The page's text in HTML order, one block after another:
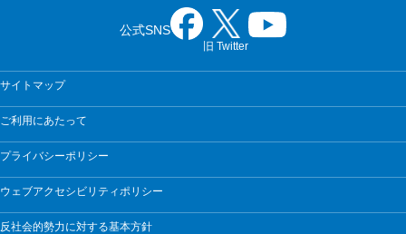
公式SNS
旧 Twitter
サイトマップ
ご利用にあたって
プライバシーポリシー
ウェブアクセシビリティポリシー
反社会的勢力に対する基本方針